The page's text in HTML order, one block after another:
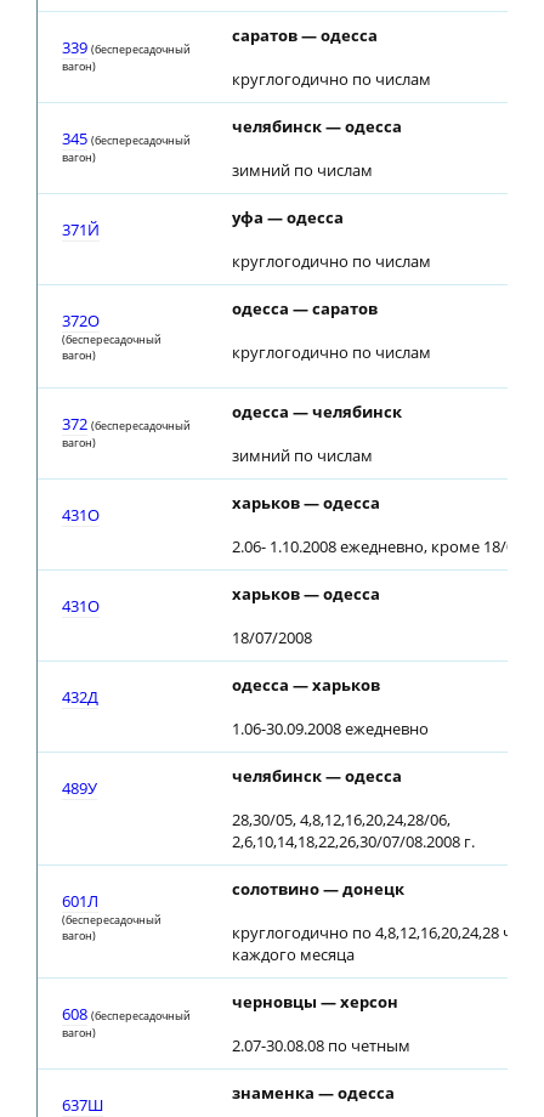
339 (беспересадочный
вагон)
саратов — одесса
круглогодично по числам
345 (беспересадочный
вагон)
челябинск — одесса
зимний по числам
371Й
уфа — одесса
круглогодично по числам
372О
(беспересадочный
вагон)
одесса — саратов
круглогодично по числам
372 (беспересадочный
вагон)
одесса — челябинск
зимний по числам
431О
харьков — одесса
2.06- 1.10.2008 ежедневно, кроме 18/07/
431О
харьков — одесса
18/07/2008
432Д
одесса — харьков
1.06-30.09.2008 ежедневно
489У
челябинск — одесса
28,30/05, 4,8,12,16,20,24,28/06,
2,6,10,14,18,22,26,30/07/08.2008 г.
601Л
(беспересадочный
вагон)
солотвино — донецк
круглогодично по 4,8,12,16,20,24,28
каждого месяца
608 (беспересадочный
вагон)
черновцы — херсон
2.07-30.08.08 по четным
637Ш
знаменка — одесса